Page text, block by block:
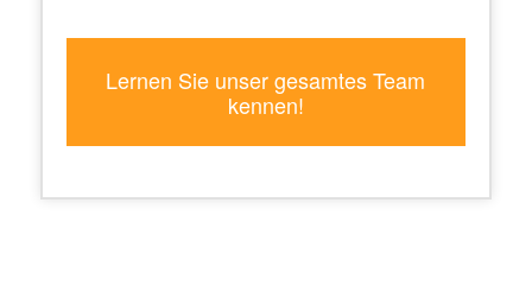
Lernen Sie unser gesamtes Team
kennen!